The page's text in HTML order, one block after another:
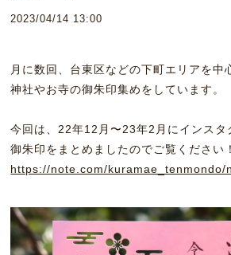
2023/04/14 13:00
月に数回、台東区などの下町エリアを中
神社やお寺の御朱印集めをしています。
今回は、22年12月〜23年2月にインスタ
御朱印をまとめましたのでご覧ください！
https://note.com/kuramae_tenmondo/